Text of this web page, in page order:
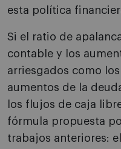
esta política
Si el ratio de
contable y los
arriesgados como
aumentos de la
los flujos de caja
fórmula propuesta
trabajos anteriores: